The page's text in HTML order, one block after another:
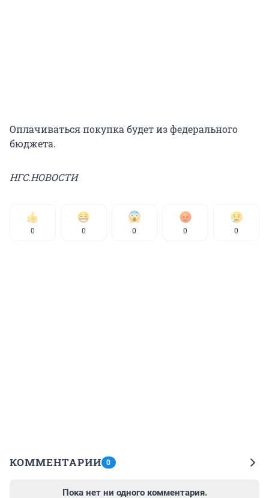
Оплачиваться покупка будет из федерального
бюджета.
НГС.НОВОСТИ
0 0 0 0 0
КОММЕНТАРИИ 0
Пока нет ни одного комментария.